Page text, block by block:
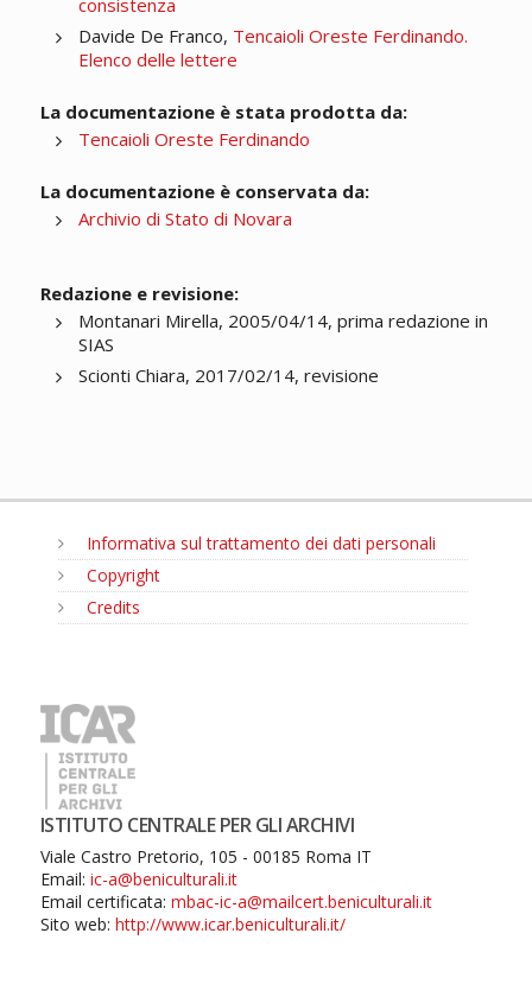
consistenza
Davide De Franco, Tencaioli Oreste Ferdinando.
Elenco delle lettere
La documentazione è stata prodotta da:
Tencaioli Oreste Ferdinando
La documentazione è conservata da:
Archivio di Stato di Novara
Redazione e revisione:
Montanari Mirella, 2005/04/14, prima redazione in
SIAS
Scionti Chiara, 2017/02/14, revisione
Informativa sul trattamento dei dati personali
Copyright
Credits
ISTITUTO CENTRALE PER GLI ARCHIVI
Viale Castro Pretorio, 105 - 00185 Roma IT
Email: ic-a@beniculturali.it
Email certificata: mbac-ic-a@mailcert.beniculturali.it
Sito web: http://www.icar.beniculturali.it/